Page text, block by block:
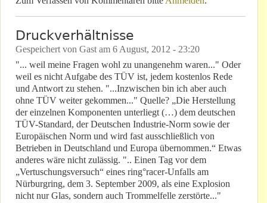
Druckverhältnisse
Gespeichert von Gast am 6 August, 2012 - 23:20
"... weil meine Fragen wohl zu unangenehm waren..." Oder
weil es nicht Aufgabe des TÜV ist, jedem kostenlos Rede
und Antwort zu stehen. "...Inzwischen bin ich aber auch
ohne TÜV weiter gekommen..." Quelle? „Die Herstellung
der einzelnen Komponenten unterliegt (…) dem deutschen
TÜV-Standard, der Deutschen Industrie-Norm sowie der
Europäischen Norm und wird fast ausschließlich von
Betrieben in Deutschland und Europa übernommen.“ Etwas
anderes wäre nicht zulässig. ".. Einen Tag vor dem
„Vertuschungsversuch“ eines ring°racer-Unfalls am
Nürburgring, dem 3. September 2009, als eine Explosion
nicht nur Glas, sondern auch Trommelfelle zerstörte..."